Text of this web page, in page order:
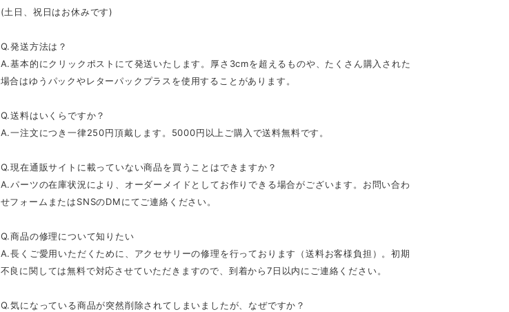
(土日、祝日はお休みです)
Q.発送方法は？
A.基本的にクリックポストにて発送いたします。厚さ3cmを超えるものや、たくさん購入された
場合はゆうパックやレターパックプラスを使用することがあります。
Q.送料はいくらですか？
A.一注文につき一律250円頂戴します。5000円以上ご購入で送料無料です。
Q.現在通販サイトに載っていない商品を買うことはできますか？
A.パーツの在庫状況により、オーダーメイドとしてお作りできる場合がございます。お問い合わ
せフォームまたはSNSのDMにてご連絡ください。
Q.商品の修理について知りたい
A.長くご愛用いただくために、アクセサリーの修理を行っております（送料お客様負担）。初期
不良に関しては無料で対応させていただきますので、到着から7日以内にご連絡ください。
Q.気になっている商品が突然削除されてしまいましたが、なぜですか？